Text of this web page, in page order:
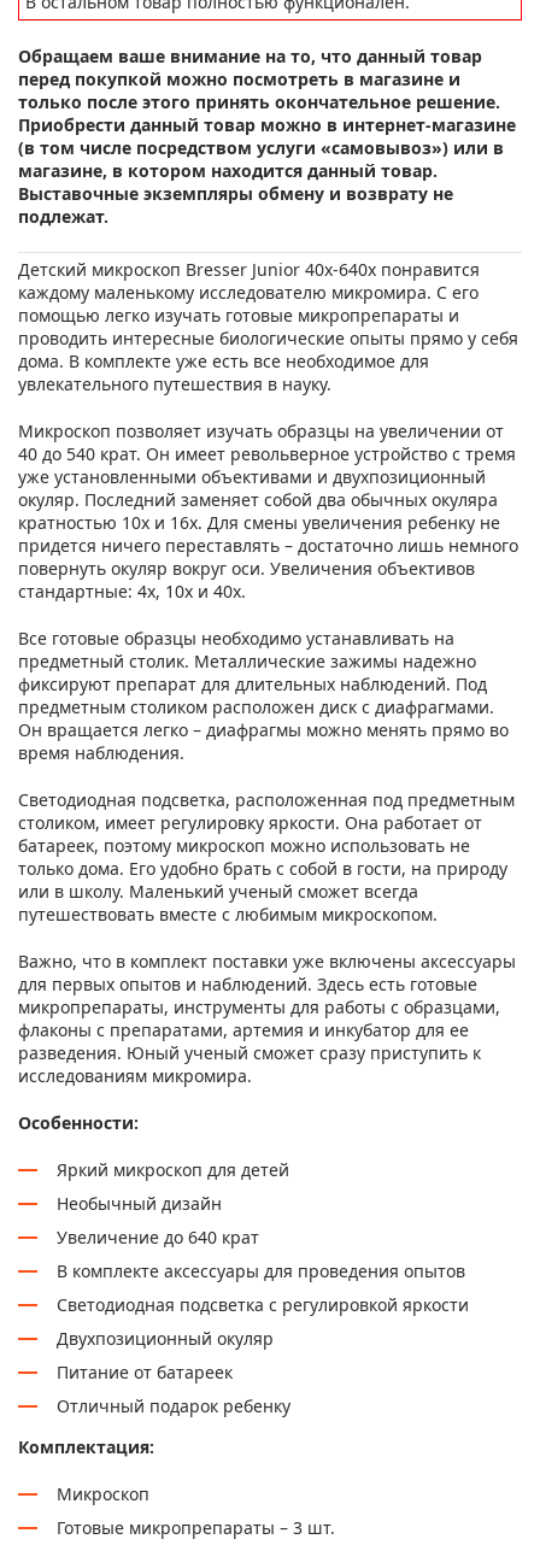
Обращаем ваше внимание на то, что данный товар
перед покупкой можно посмотреть в магазине и
только после этого принять окончательное решение.
Приобрести данный товар можно в интернет-магазине
(в том числе посредством услуги «самовывоз») или в
магазине, в котором находится данный товар.
Выставочные экземпляры обмену и возврату не
подлежат.
Детский микроскоп Bresser Junior 40x-640x понравится
каждому маленькому исследователю микромира. С его
помощью легко изучать готовые микропрепараты и
проводить интересные биологические опыты прямо у себя
дома. В комплекте уже есть все необходимое для
увлекательного путешествия в науку.
Микроскоп позволяет изучать образцы на увеличении от
40 до 540 крат. Он имеет револьверное устройство с тремя
уже установленными объективами и двухпозиционный
окуляр. Последний заменяет собой два обычных окуляра
кратностью 10х и 16х. Для смены увеличения ребенку не
придется ничего переставлять – достаточно лишь немного
повернуть окуляр вокруг оси. Увеличения объективов
стандартные: 4х, 10х и 40х.
Все готовые образцы необходимо устанавливать на
предметный столик. Металлические зажимы надежно
фиксируют препарат для длительных наблюдений. Под
предметным столиком расположен диск с диафрагмами.
Он вращается легко – диафрагмы можно менять прямо во
время наблюдения.
Светодиодная подсветка, расположенная под предметным
столиком, имеет регулировку яркости. Она работает от
батареек, поэтому микроскоп можно использовать не
только дома. Его удобно брать с собой в гости, на природу
или в школу. Маленький ученый сможет всегда
путешествовать вместе с любимым микроскопом.
Важно, что в комплект поставки уже включены аксессуары
для первых опытов и наблюдений. Здесь есть готовые
микропрепараты, инструменты для работы с образцами,
флаконы с препаратами, артемия и инкубатор для ее
разведения. Юный ученый сможет сразу приступить к
исследованиям микромира.
Особенности:
Яркий микроскоп для детей
Необычный дизайн
Увеличение до 640 крат
В комплекте аксессуары для проведения опытов
Светодиодная подсветка с регулировкой яркости
Двухпозиционный окуляр
Питание от батареек
Отличный подарок ребенку
Комплектация:
Микроскоп
Готовые микропрепараты – 3 шт.